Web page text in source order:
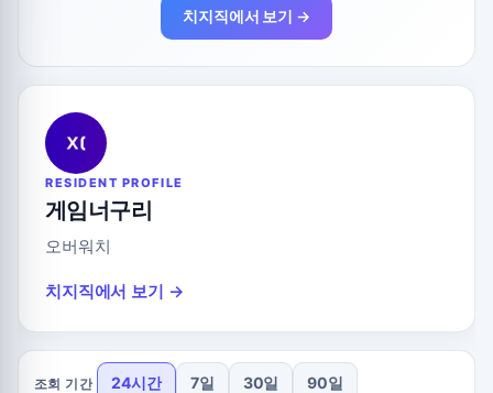
치지직에서 보기 →
RESIDENT PROFILE
게임너구리
오버워치
치지직에서 보기 →
조회 기간 24시간 7일 30일 90일